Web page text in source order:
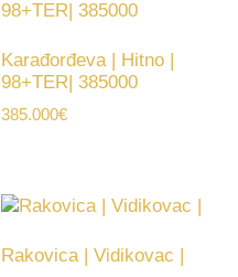
Karađorđeva | Hitno |
98+TER| 385000
385.000€
Rakovica | Vidikovac |